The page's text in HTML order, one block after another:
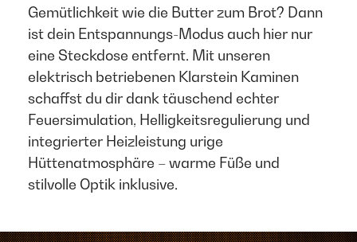
Gemütlichkeit wie die Butter zum Brot? Dann
ist dein Entspannungs-Modus auch hier nur
eine Steckdose entfernt. Mit unseren
elektrisch betriebenen Klarstein Kaminen
schaffst du dir dank täuschend echter
Feuersimulation, Helligkeitsregulierung und
integrierter Heizleistung urige
Hüttenatmosphäre – warme Füße und
stilvolle Optik inklusive. ​